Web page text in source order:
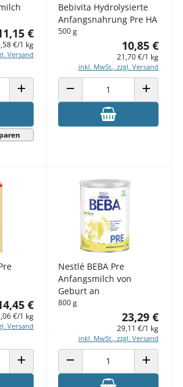
€
€/1 kg
Versand
ANZAHL ERHÖHEN
Bebivita Hydrolysierte
Anfangsnahrung Pre HA
500 g
10,85 €
21,70 €/1 kg
inkl. MwSt., zzgl. Versand
ANZAHL VERRINGERN ANZAHL
€
€/1 kg
Versand
ANZAHL ERHÖHEN
Nestlé BEBA Pre
Anfangsmilch von
Geburt an
800 g
23,29 €
29,11 €/1 kg
inkl. MwSt., zzgl. Versand
ANZAHL VERRINGERN ANZAHL